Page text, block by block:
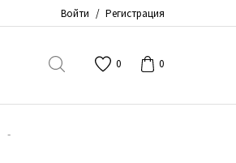
Войти / Регистрация
0 0